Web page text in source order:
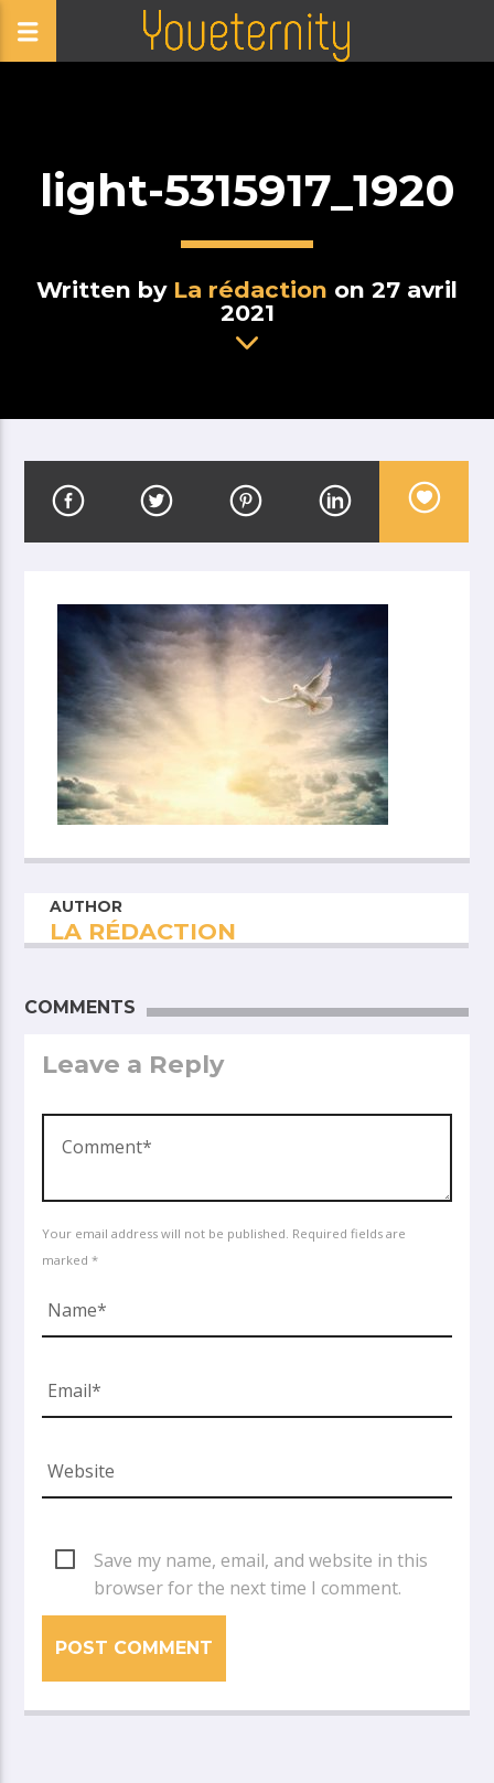
light-5315917_1920
Written by La rédaction on 27 avril
2021
AUTHOR
LA RÉDACTION
COMMENTS
Leave a Reply
Your email address will not be published. Required fields are
marked *
Save my name, email, and website in this
browser for the next time I comment.